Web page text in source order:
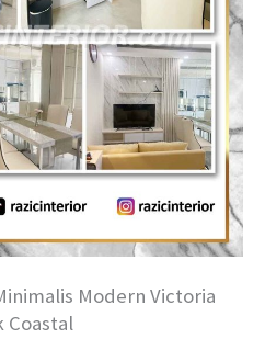
Modern Victoria
Coastal